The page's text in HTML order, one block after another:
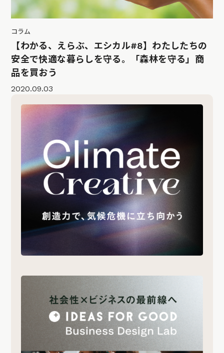
コラム
【わかる、えらぶ、エシカル#8】わたしたちの
安全で快適な暮らしを守る。「森林を守る」商
品を買おう
2020.09.03